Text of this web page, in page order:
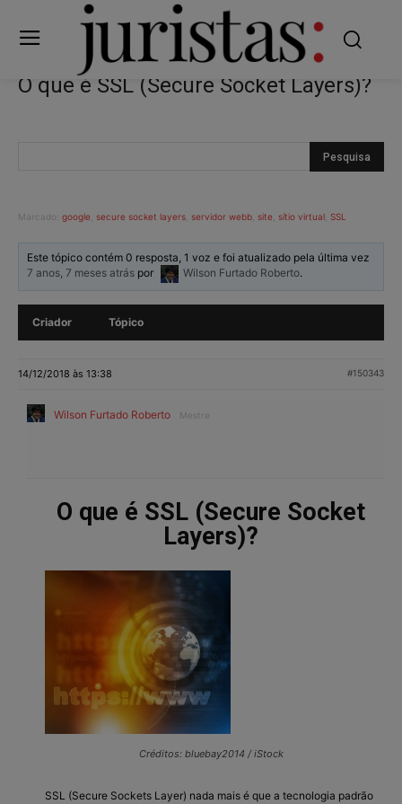
O que é SSL (Secure Socket Layers)?
Marcado: google secure socket layers servidor webb site sítio virtual SSL
Este tópico contém 0 resposta, 1 voz e foi atualizado pela última vez
7 anos, 7 meses atrás por Wilson Furtado Roberto.
Criador Tópico
14/12/2018 às 13:38 #150343
Wilson Furtado Roberto Mestre
O que é SSL (Secure Socket
Layers)?
Créditos: bluebay2014 / iStock
SSL (Secure Sockets Layer) nada mais é que a tecnologia padrão